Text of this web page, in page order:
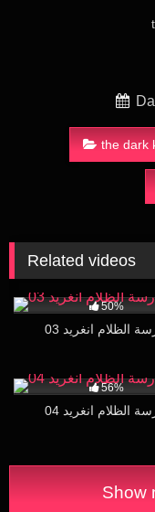
the dark
Related videos
50%
الظلام انغريد 03
56%
الظلام انغريد 04
Show